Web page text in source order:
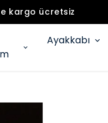
kargo ücretsiz
Ayakkabı